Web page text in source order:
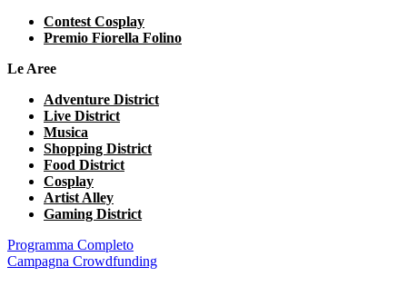
Contest Cosplay
Premio Fiorella Folino
Le Aree
Adventure District
Live District
Musica
Shopping District
Food District
Cosplay
Artist Alley
Gaming District
Programma Completo
Campagna Crowdfunding